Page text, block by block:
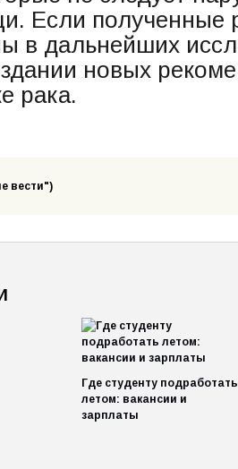
Если полученные
в дальнейших
новых
рака.
вести")
Где студенту подработать
летом: вакансии и
зарплаты